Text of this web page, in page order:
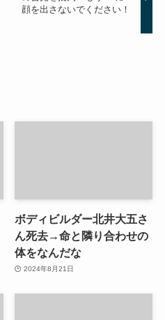
顔を出さないでください！
ボディビルダー北井大五さ
ん死去→命と隣り合わせの
体をなんだな
2024年8月21日